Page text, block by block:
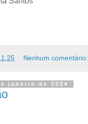
Nenhum comentário:
janeiro de 2024